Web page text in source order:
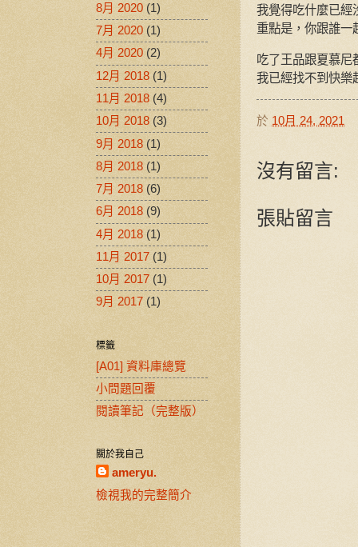
我覺得吃什麼已經
重點是，你跟誰一
吃了王品跟夏慕尼
我已經找不到快樂
於 10月 24, 2021
沒有留言:
張貼留言
8月 2020 (1)
7月 2020 (1)
4月 2020 (2)
12月 2018 (1)
11月 2018 (4)
10月 2018 (3)
9月 2018 (1)
8月 2018 (1)
7月 2018 (6)
6月 2018 (9)
4月 2018 (1)
11月 2017 (1)
10月 2017 (1)
9月 2017 (1)
標籤
[A01] 資料庫總覽
小問題回覆
閱讀筆記（完整版）
關於我自己
ameryu.
檢視我的完整簡介